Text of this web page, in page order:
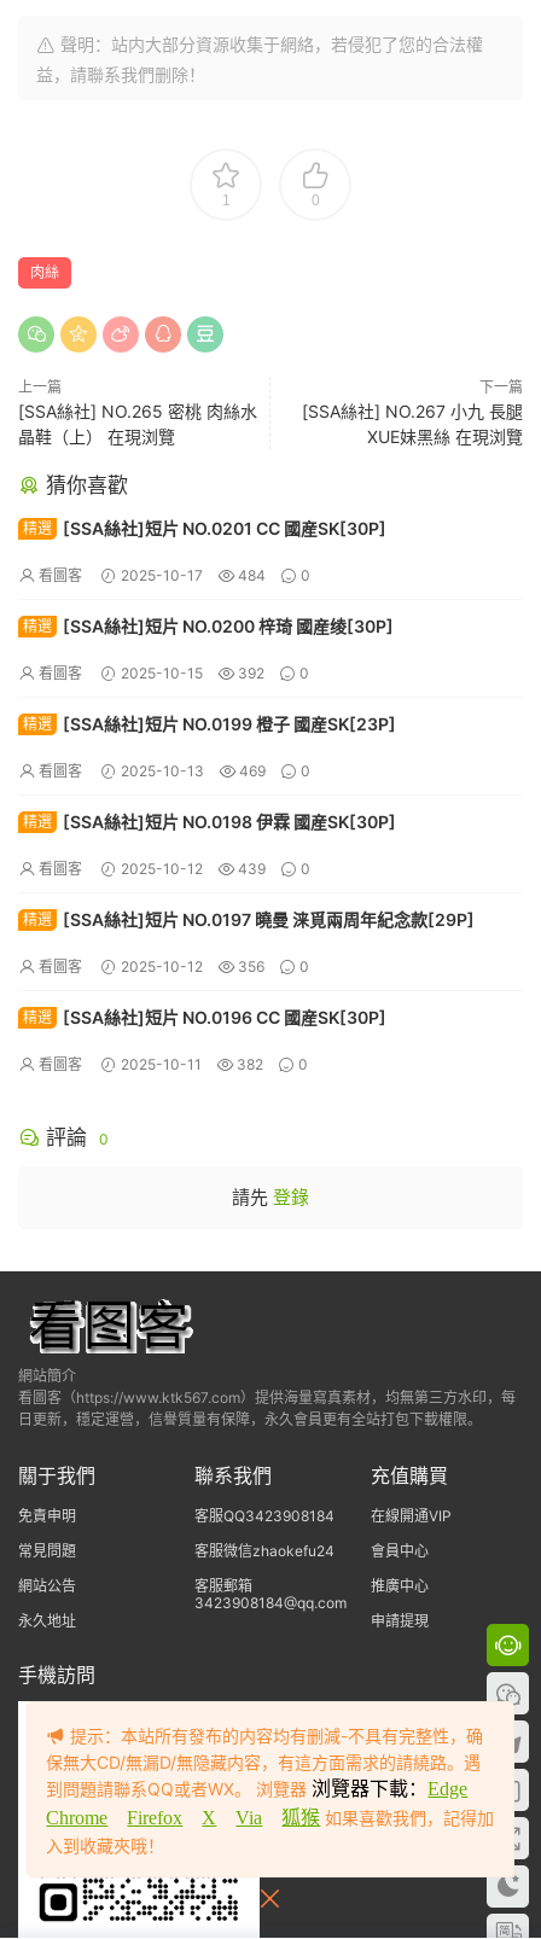
聲明：站内大部分資源收集于網絡，若侵犯了您的合法權
益，請聯系我們删除！
1 0
肉絲
上一篇
[SSA絲社] NO.265 密桃 肉絲水
晶鞋（上） 在現浏覽
下一篇
[SSA絲社] NO.267 小九 長腿
XUE妹黑絲 在現浏覽
猜你喜歡
精選 [SSA絲社]短片 NO.0201 CC 國産SK[30P]
看圖客 2025-10-17 484 0
精選 [SSA絲社]短片 NO.0200 梓琦 國産绫[30P]
看圖客 2025-10-15 392 0
精選 [SSA絲社]短片 NO.0199 橙子 國産SK[23P]
看圖客 2025-10-13 469 0
精選 [SSA絲社]短片 NO.0198 伊霖 國産SK[30P]
看圖客 2025-10-12 439 0
精選 [SSA絲社]短片 NO.0197 曉曼 涞覓兩周年紀念款[29P]
看圖客 2025-10-12 356 0
精選 [SSA絲社]短片 NO.0196 CC 國産SK[30P]
看圖客 2025-10-11 382 0
評論 0
請先 登錄
網站簡介
看圖客（https://www.ktk567.com）提供海量寫真素材，均無第三方水印，每
日更新，穩定運營，信譽質量有保障，永久會員更有全站打包下載權限。
關于我們
免責申明
常見問題
網站公告
永久地址
聯系我們
客服QQ3423908184
客服微信zhaokefu24
客服郵箱
3423908184@qq.com
充值購買
在線開通VIP
會員中心
推廣中心
申請提現
手機訪問
提示：本站所有發布的内容均有删減-不具有完整性，确
保無大CD/無漏D/無隐藏内容，有這方面需求的請繞路。遇
到問題請聯系QQ或者WX。 浏覽器 浏覽器下載：Edge
Chrome
Firefox X Via 狐猴 如果喜歡我們，記得加
入到收藏夾哦！